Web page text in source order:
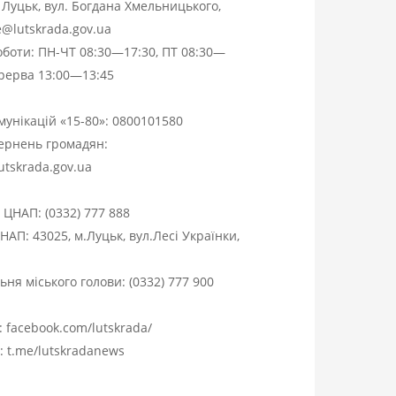
вул. Богдана Хмельницького,
ПН-ЧТ 08:30—17:30, ПТ 08:30—
13:00—13:45
«15-80»: 0800101580
громадян:
ЦНАП: (0332) 777 888
43025, м.Луцьк, вул.Лесі Українки,
міського голови: (0332) 777 900
facebook.com/lutskrada/
t.me/lutskradanews